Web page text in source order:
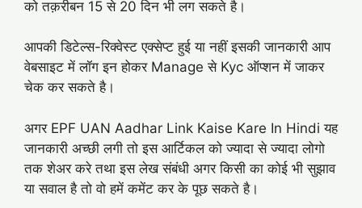
को तक़रीबन 15 से 20 दिन भी लग सकते है।
आपकी डिटेल्स-रिक्वेस्ट एक्सेप्ट हुई या नहीं इसकी जानकारी आप
वेबसाइट में लॉग इन होकर Manage से Kyc ऑप्शन में जाकर
चेक कर सकते है।
अगर EPF UAN Aadhar Link Kaise Kare In Hindi यह
जानकारी अच्छी लगी तो इस आर्टिकल को ज्यादा से ज्यादा लोगो
तक शेअर करे तथा इस लेख संबंधी अगर किसी का कोई भी सुझाव
या सवाल है तो वो हमें कमेंट कर के पूछ सकते है।